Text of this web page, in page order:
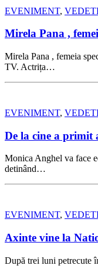
EVENIMENT,
Mirela Pana ,
Mirela Pana , femeia
TV. Actrița…
EVENIMENT,
De la cine a
Monica Anghel va face
detinând…
EVENIMENT,
Axinte vine la
După trei luni petrecute